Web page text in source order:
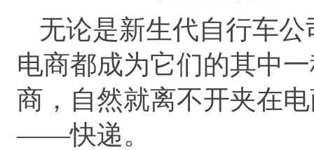
无论是新生代自行车
电商都成为它们的其中
商，自然就离不开夹在
——快递。